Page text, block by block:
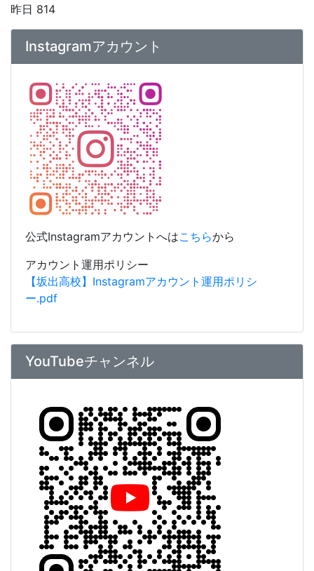
昨日 814
Instagramアカウント
公式Instagramアカウントへはこちらから
アカウント運用ポリシー
【坂出高校】Instagramアカウント運用ポリシ
ー.pdf
YouTubeチャンネル